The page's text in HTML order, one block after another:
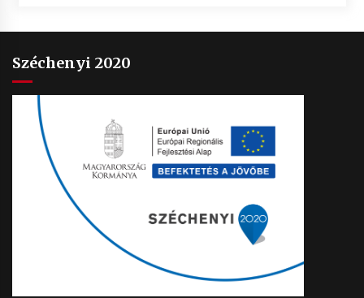
Széchenyi 2020